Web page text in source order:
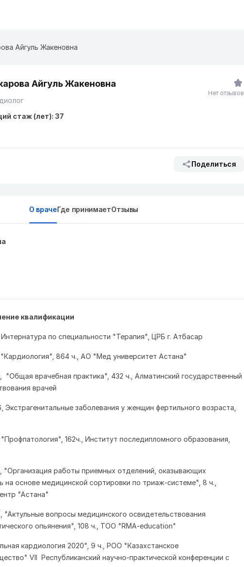
Айгуль Жакеновна
Айгуль Жакеновна
стаж (лет): 37
Поделиться
Нет отзывов
О врачеГде принимаетОтзывы
квалификации
Интернатура по специальности "Терапия", ЦРБ г. Атбасар
"Кардиология", 864 ч., АО "Мед университет Астана"
"Общая врачебная практика", 432 ч., Алматинский государственный
врачей
Экстрагенитальные заболевания у женщин фертильного возраста,
"Профпатология", 162ч., Институт последипломного образования,
"Организация работы приемных отделений, оказывающих
основе медицинской сортировки по триаж-системе", 8 ч.,
"Астана"
"Актульные вопросы медицинского освидетельствования
опьянения", 108 ч., ТОО "RMA-education"
кардиология 2020", 9 ч., РОО "Казахстанское
VII Республиканский научно-практической конференции с